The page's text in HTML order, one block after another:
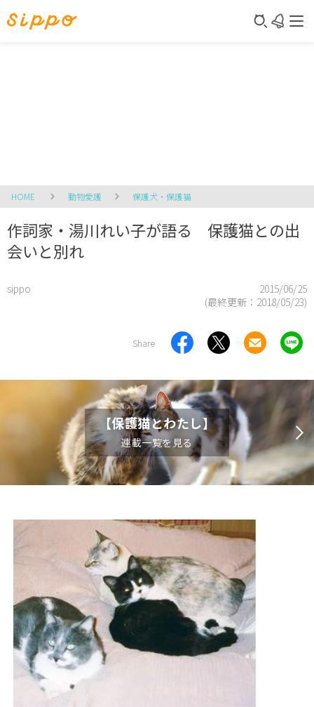
HOME 動物愛護 保護犬・保護猫
作詞家・湯川れい子が語る 保護猫との出
会いと別れ
sippo
2015/06/25
(最終更新： 2018/05/23)
Share
【保護猫とわたし】
連載一覧を見る